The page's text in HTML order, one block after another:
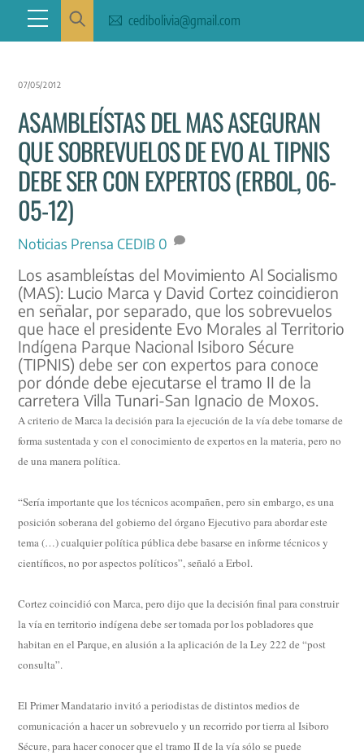
content
Menu cedibolivia@gmail.com
07/05/2012
ASAMBLEÍSTAS DEL MAS ASEGURAN
QUE SOBREVUELOS DE EVO AL TIPNIS
DEBE SER CON EXPERTOS (ERBOL, 06-
05-12)
Noticias Prensa CEDIB 0
Los asambleístas del Movimiento Al Socialismo
(MAS): Lucio Marca y David Cortez coincidieron
en señalar, por separado, que los sobrevuelos
que hace el presidente Evo Morales al Territorio
Indígena Parque Nacional Isiboro Sécure
(TIPNIS) debe ser con expertos para conoce
por dónde debe ejecutarse el tramo II de la
carretera Villa Tunari-San Ignacio de Moxos.
A criterio de Marca la decisión para la ejecución de la vía debe tomarse de
forma sustentada y con el conocimiento de expertos en la materia, pero no
de una manera política.
“Sería importante que los técnicos acompañen, pero sin embargo, es una
posición soberana del gobierno del órgano Ejecutivo para abordar este
tema (…) cualquier política pública debe basarse en informe técnicos y
científicos, no por aspectos políticos”, señaló a Erbol.
Cortez coincidió con Marca, pero dijo que la decisión final para construir
la vía en territorio indígena debe ser tomada por los pobladores que
habitan en el Parque, en alusión a la aplicación de la Ley 222 de “post
consulta”.
El Primer Mandatario invitó a periodistas de distintos medios de
comunicación a hacer un sobrevuelo y un recorrido por tierra al Isiboro
Sécure, para hacer conocer que el tramo II de la vía sólo se puede